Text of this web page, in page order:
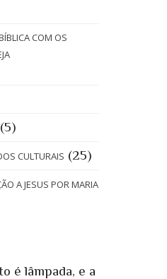
COM OS
(5)
CULTURAIS (25)
A JESUS POR MARIA
é lâmpada, e a